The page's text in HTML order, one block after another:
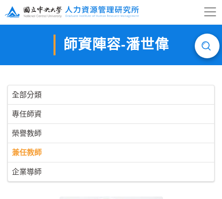
師資陣容-潘世偉
全部分類
專任師資
榮譽教師
兼任教師
企業導師